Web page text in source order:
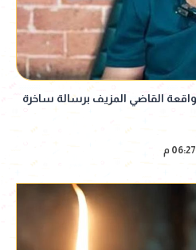
القاضي المزيف برسالة ساخرة